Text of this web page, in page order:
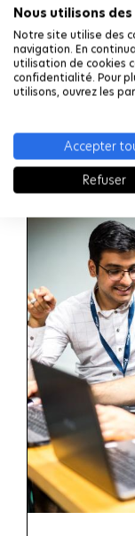
Nous utilisons
Notre site utilise des
navigation. En
utilisation de cookies
confidentialité. Pour
utilisons, ouvrez les
Accepter
Refuser